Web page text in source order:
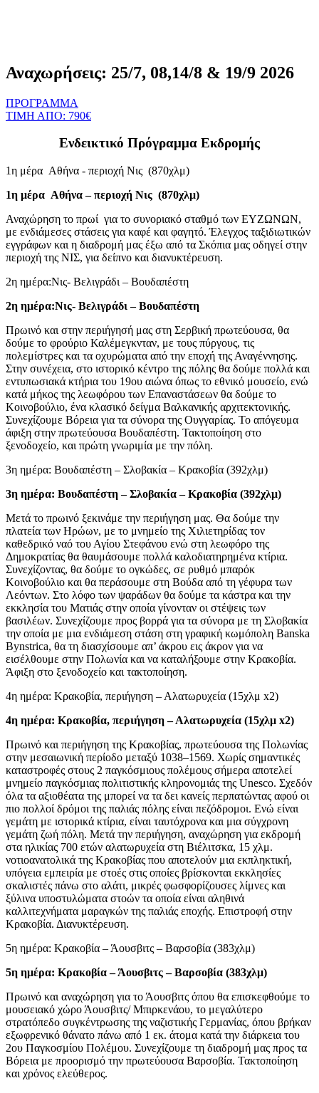
Αναχωρήσεις: 25/7, 08,14/8 & 19/9 2026
ΠΡΟΓΡΑΜΜΑ
ΤΙΜΗ ΑΠΟ: 790€
Ενδεικτικό Πρόγραμμα Εκδρομής
1η μέρα Aθήνα - περιοχή Νις (870χλμ)
1η μέρα Aθήνα – περιοχή Νις (870χλμ)
Αναχώρηση το πρωί για το συνοριακό σταθμό των ΕΥΖΩΝΩΝ,
με ενδιάμεσες στάσεις για καφέ και φαγητό. Έλεγχος ταξιδιωτικών
εγγράφων και η διαδρομή μας έξω από τα Σκόπια μας οδηγεί στην
περιοχή της ΝΙΣ, για δείπνο και διανυκτέρευση.
2η ημέρα:Νις- Βελιγράδι – Βουδαπέστη
2η ημέρα:Νις- Βελιγράδι – Βουδαπέστη
Πρωινό και στην περιήγησή μας στη Σερβική πρωτεύουσα, θα
δούμε το φρούριο Καλέμεγκνταν, με τους πύργους, τις
πολεμίστρες και τα οχυρώματα από την εποχή της Αναγέννησης.
Στην συνέχεια, στο ιστορικό κέντρο της πόλης θα δούμε πολλά και
εντυπωσιακά κτήρια του 19ου αιώνα όπως το εθνικό μουσείο, ενώ
κατά μήκος της λεωφόρου των Επαναστάσεων θα δούμε το
Κοινοβούλιο, ένα κλασικό δείγμα Βαλκανικής αρχιτεκτονικής.
Συνεχίζουμε Βόρεια για τα σύνορα της Ουγγαρίας. Το απόγευμα
άφιξη στην πρωτεύουσα Βουδαπέστη. Τακτοποίηση στο
ξενοδοχείο, και πρώτη γνωριμία με την πόλη.
3η ημέρα: Βουδαπέστη – Σλοβακία – Κρακοβία (392χλμ)
3η ημέρα: Βουδαπέστη – Σλοβακία – Κρακοβία (392χλμ)
Μετά το πρωινό ξεκινάμε την περιήγηση μας. Θα δούμε την
πλατεία των Ηρώων, με το μνημείο της Χιλιετηρίδας τον
καθεδρικό ναό του Αγίου Στεφάνου ενώ στη λεωφόρο της
Δημοκρατίας θα θαυμάσουμε πολλά καλοδιατηρημένα κτίρια.
Συνεχίζοντας, θα δούμε το ογκώδες, σε ρυθμό μπαρόκ
Κοινοβούλιο και θα περάσουμε στη Βούδα από τη γέφυρα των
Λεόντων. Στο λόφο των ψαράδων θα δούμε τα κάστρα και την
εκκλησία του Ματιάς στην οποία γίνονταν οι στέψεις των
βασιλέων. Συνεχίζουμε προς βορρά για τα σύνορα με τη Σλοβακία
την οποία με μια ενδιάμεση στάση στη γραφική κωμόπολη Banska
Bynstrica, θα τη διασχίσουμε απ’ άκρου εις άκρον για να
εισέλθουμε στην Πολωνία και να καταλήξουμε στην Κρακοβία.
Άφιξη στο ξενοδοχείο και τακτοποίηση.
4η ημέρα: Κρακοβία, περιήγηση – Αλατωρυχεία (15χλμ x2)
4η ημέρα: Κρακοβία, περιήγηση – Αλατωρυχεία (15χλμ x2)
Πρωινό και περιήγηση της Κρακοβίας, πρωτεύουσα της Πολωνίας
στην μεσαιωνική περίοδο μεταξύ 1038–1569. Χωρίς σημαντικές
καταστροφές στους 2 παγκόσμιους πολέμους σήμερα αποτελεί
μνημείο παγκόσμιας πολιτιστικής κληρονομιάς της Unesco. Σχεδόν
όλα τα αξιοθέατα της μπορεί να τα δει κανείς περπατώντας αφού οι
πιο πολλοί δρόμοι της παλιάς πόλης είναι πεζόδρομοι. Ενώ είναι
γεμάτη με ιστορικά κτίρια, είναι ταυτόχρονα και μια σύγχρονη
γεμάτη ζωή πόλη. Μετά την περιήγηση, αναχώρηση για εκδρομή
στα ηλικίας 700 ετών αλατωρυχεία στη Βιέλιτσκα, 15 χλμ.
νοτιοανατολικά της Κρακοβίας που αποτελούν μια εκπληκτική,
υπόγεια εμπειρία με στοές στις οποίες βρίσκονται εκκλησίες
σκαλιστές πάνω στο αλάτι, μικρές φωσφορίζουσες λίμνες και
ξύλινα υποστυλώματα στοών τα οποία είναι αληθινά
καλλιτεχνήματα μαραγκών της παλιάς εποχής. Επιστροφή στην
Κρακοβία. Διανυκτέρευση.
5η ημέρα: Κρακοβία – Άουσβιτς – Βαρσοβία (383χλμ)
5η ημέρα: Κρακοβία – Άουσβιτς – Βαρσοβία (383χλμ)
Πρωινό και αναχώρηση για το Άουσβιτς όπου θα επισκεφθούμε το
μουσειακό χώρο Άουσβιτς/ Μπιρκενάου, το μεγαλύτερο
στρατόπεδο συγκέντρωσης της ναζιστικής Γερμανίας, όπου βρήκαν
εξωφρενικό θάνατο πάνω από 1 εκ. άτομα κατά την διάρκεια του
2ου Παγκοσμίου Πολέμου. Συνεχίζουμε τη διαδρομή μας προς τα
Βόρεια με προορισμό την πρωτεύουσα Βαρσοβία. Τακτοποίηση
και χρόνος ελεύθερος.